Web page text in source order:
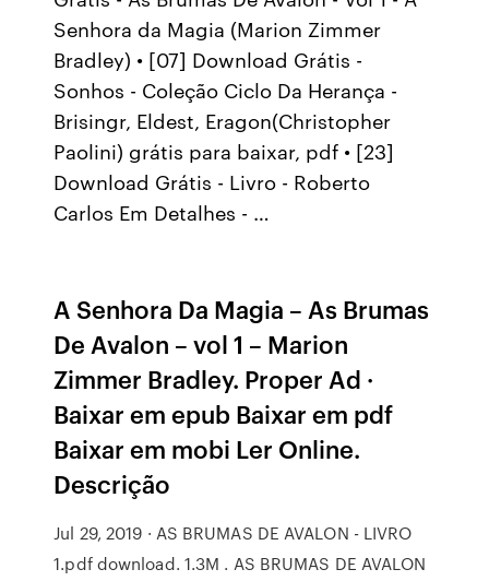
Senhora da Magia (Marion Zimmer
Bradley) • [07] Download Grátis -
Sonhos - Coleção Ciclo Da Herança -
Brisingr, Eldest, Eragon(Christopher
Paolini) grátis para baixar, pdf • [23]
Download Grátis - Livro - Roberto
Carlos Em Detalhes - …
A Senhora Da Magia – As Brumas
De Avalon – vol 1 – Marion
Zimmer Bradley. Proper Ad ·
Baixar em epub Baixar em pdf
Baixar em mobi Ler Online.
Descrição
Jul 29, 2019 · AS BRUMAS DE AVALON - LIVRO
1.pdf download. 1.3M . AS BRUMAS DE AVALON